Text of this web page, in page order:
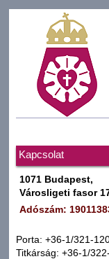
Kapcsolat
1071 Budapest,
Városligeti fasor
Adószám:
Porta: +36-1/321-
Titkárság: +36-1/